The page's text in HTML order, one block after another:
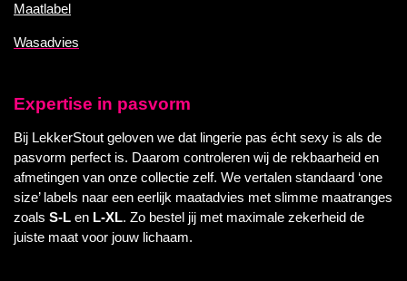
Maatlabel
Wasadvies
Expertise in pasvorm
Bij LekkerStout geloven we dat lingerie pas écht sexy is als de
pasvorm perfect is. Daarom controleren wij de rekbaarheid en
afmetingen van onze collectie zelf. We vertalen standaard ‘one
size’ labels naar een eerlijk maatadvies met slimme maatranges
zoals S-L en L-XL. Zo bestel jij met maximale zekerheid de
juiste maat voor jouw lichaam.